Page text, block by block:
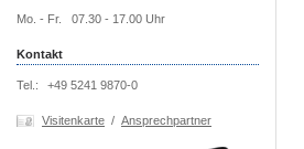
Mo. - Fr. 07.30 - 17.00 Uhr
Kontakt
Tel.: +49 5241 9870-0
Visitenkarte / Ansprechpartner